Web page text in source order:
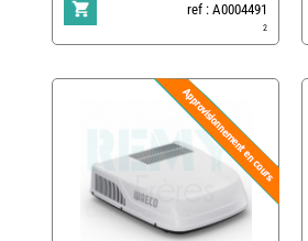
ref : A0004491
2